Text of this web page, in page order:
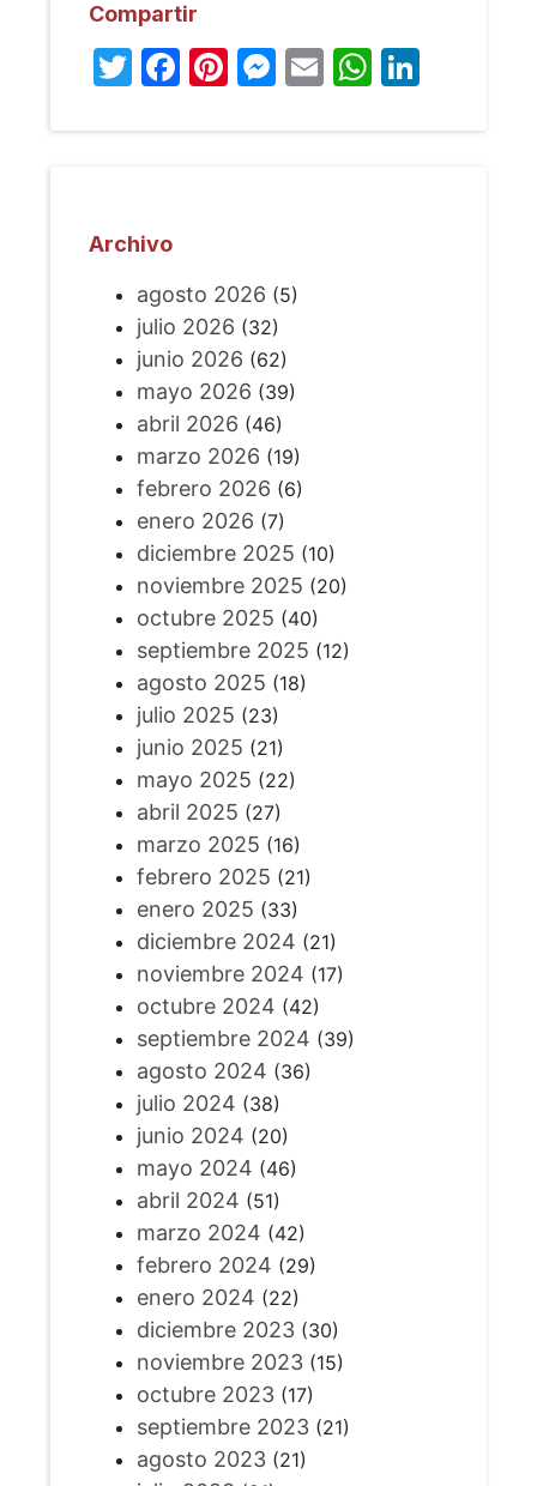
Compartir
Twitter
Facebook
Pinterest
Messenger
Email
Archivo
agosto 2026 (5)
julio 2026 (32)
junio 2026 (62)
mayo 2026 (39)
abril 2026 (46)
marzo 2026 (19)
febrero 2026 (6)
enero 2026 (7)
diciembre 2025 (10)
noviembre 2025 (20)
octubre 2025 (40)
septiembre 2025 (12)
agosto 2025 (18)
julio 2025 (23)
junio 2025 (21)
mayo 2025 (22)
abril 2025 (27)
marzo 2025 (16)
febrero 2025 (21)
enero 2025 (33)
diciembre 2024 (21)
noviembre 2024 (17)
octubre 2024 (42)
septiembre 2024 (39)
agosto 2024 (36)
julio 2024 (38)
junio 2024 (20)
mayo 2024 (46)
abril 2024 (51)
marzo 2024 (42)
febrero 2024 (29)
enero 2024 (22)
diciembre 2023(30)
noviembre 2023(15)
octubre 2023(17)
septiembre 2023(21)
agosto 2023(21)